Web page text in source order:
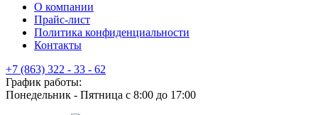
О компании
Прайс-лист
Политика конфиденциальности
Контакты
+7 (863) 322 - 33 - 62
График работы:
Понедельник - Пятница с 8:00 до 17:00